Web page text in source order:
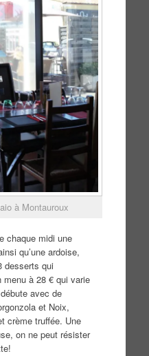
à Montauroux
chaque midi une
qu’une ardoise,
desserts qui
à 28 € qui varie
avec de
et Noix,
crème truffée. Une
on ne peut résister